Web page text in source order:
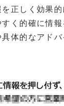
正しく効果
く的確に情
体的なアドバ